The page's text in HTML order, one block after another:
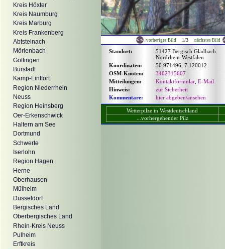
Kreis Höxter
Kreis Naumburg
Kreis Marburg
Kreis Frankenberg
Abtsteinach
Mörlenbach
Göttingen
Bürstadt
Kamp-Lintfort
Region Niederrhein
Neuss
Region Heinsberg
Oer-Erkenschwick
Haltern am See
Dortmund
Schwerte
Iserlohn
Region Hagen
Herne
Oberhausen
Mülheim
Düsseldorf
Bergisches Land
Oberbergisches Land
Rhein-Kreis Neuss
Pulheim
Erftkreis
vorheriges Bild 1/3 nächstes Bild
Standort:
51427 Bergisch Gladbach
Nordrhein-Westfalen
Koordinaten:
50.971496, 7.120012
OSM-Knoten:
3402315607
Mitteilungen:
Kontaktformular E-Mail
Hinweis:
zur Sicherheit
Kommentare:
hier abgeben/ansehen
Wetterpilze in Westdeutschland
...vorhergehender Pilz